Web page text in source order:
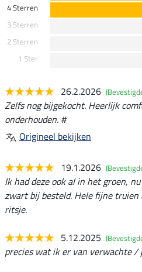
4 Sterren
3 Sterren
2 Sterren
1 Ster
26.2.2026
Zelfs nog bijgekocht. Heerlijk
onderhouden. #
Origineel bekijken
19.1.2026
Ik had deze ook al in het groen,
zwart bij besteld. Hele fijne
ritsje.
5.12.2025
precies wat ik er van verwachte /